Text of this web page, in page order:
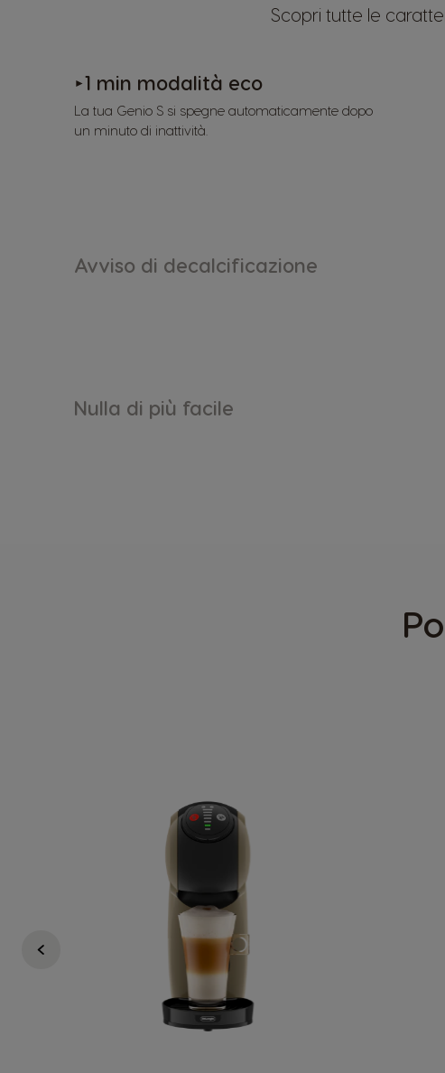
Scopri tutte le
► 1 min modalità eco
La tua Genio S si spegne automaticamente dopo
un minuto di inattività.
Avviso di decalcificazione
Nulla di più facile